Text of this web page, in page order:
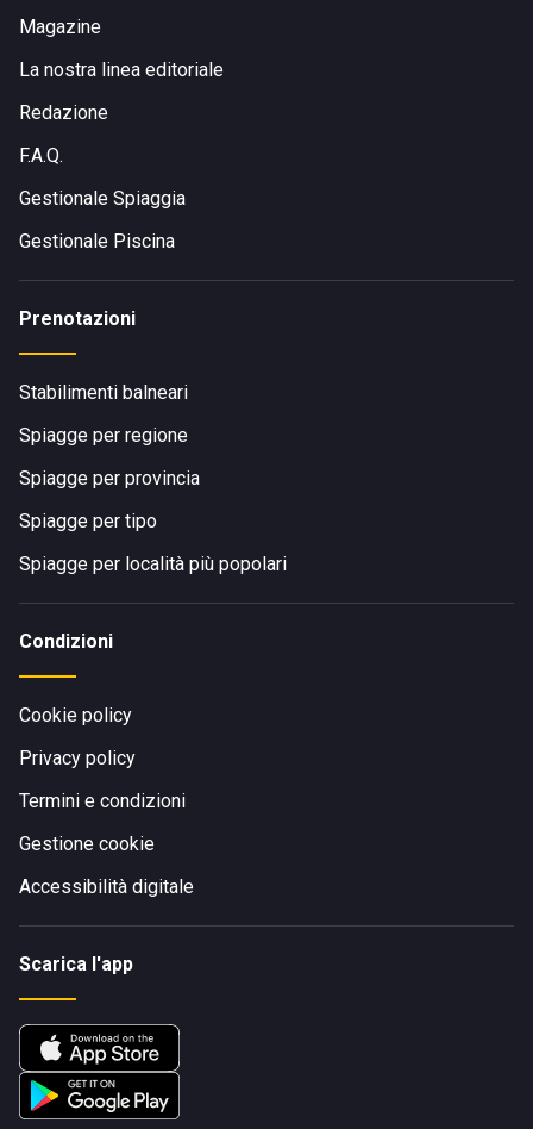
Magazine
La nostra linea editoriale
Redazione
F.A.Q.
Gestionale Spiaggia
Gestionale Piscina
Prenotazioni
Stabilimenti balneari
Spiagge per regione
Spiagge per provincia
Spiagge per tipo
Spiagge per località più popolari
Condizioni
Cookie policy
Privacy policy
Termini e condizioni
Gestione cookie
Accessibilità digitale
Scarica l'app